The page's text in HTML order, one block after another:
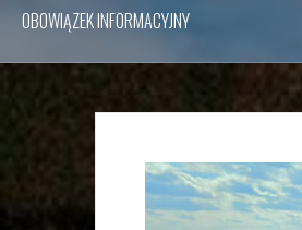
OBOWIĄZEK INFORMACYJNY